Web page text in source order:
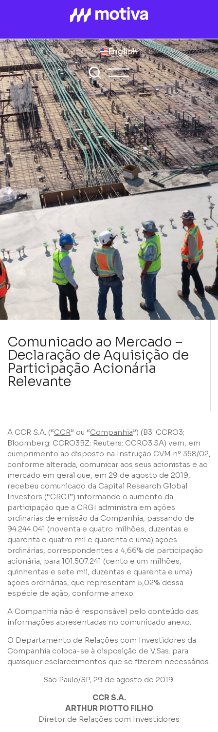
English
Comunicado ao Mercado –
Declaração de Aquisição de
Participação Acionária
Relevante
A CCR S.A. (“CCR” ou “Companhia”) (B3: CCRO3;
Bloomberg: CCRO3BZ; Reuters: CCRO3.SA) vem, em
cumprimento ao disposto na Instrução CVM nº 358/02,
conforme alterada, comunicar aos seus acionistas e ao
mercado em geral que, em 29 de agosto de 2019,
recebeu comunicado da Capital Research Global
Investors (“CRGI”) informando o aumento da
participação que a CRGI administra em ações
ordinárias de emissão da Companhia, passando de
94.244.041 (noventa e quatro milhões, duzentas e
quarenta e quatro mil e quarenta e uma) ações
ordinárias, correspondentes a 4,66% de participação
acionária, para 101.507.241 (cento e um milhões,
quinhentas e sete mil, duzentas e quarenta e uma)
ações ordinárias, que representam 5,02% dessa
espécie de ação, conforme anexo.
A Companhia não é responsável pelo conteúdo das
informações apresentadas no comunicado anexo.
O Departamento de Relações com Investidores da
Companhia coloca-se à disposição de V.Sas. para
quaisquer esclarecimentos que se fizerem necessários.
São Paulo/SP, 29 de agosto de 2019.
CCR S.A.
ARTHUR PIOTTO FILHO
Diretor de Relações com Investidores